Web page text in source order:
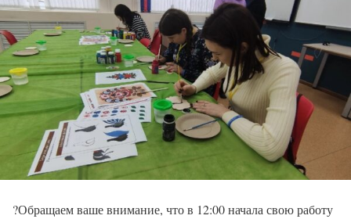
?Обращаем ваше внимание, что в 12:00 начала свою работу